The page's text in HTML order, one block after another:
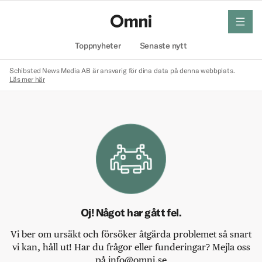
Toppnyheter Senaste nytt
meny
Schibsted News Media AB är ansvarig för dina data på denna webbplats.
Läs mer här
Oj! Något har gått fel.
Vi ber om ursäkt och försöker åtgärda problemet så snart
vi kan, håll ut! Har du frågor eller funderingar? Mejla oss